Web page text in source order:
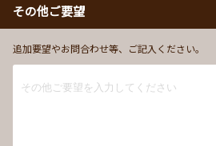
その他ご要望
追加要望やお問合わせ等、ご記入ください。